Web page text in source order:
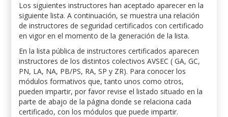
Los siguientes instructores han aceptado aparecer en la
siguiente lista. A continuación, se muestra una relación
de instructores de seguridad certificados con certificado
en vigor en el momento de la generación de la lista.
En la lista pública de instructores certificados aparecen
instructores de los distintos colectivos AVSEC ( GA, GC,
PN, LA, NA, PB/PS, RA, SP y ZR). Para conocer los
módulos formativos que, tanto unos como otros,
pueden impartir, por favor revise el listado situado en la
parte de abajo de la página donde se relaciona cada
certificado, con los módulos que puede impartir.